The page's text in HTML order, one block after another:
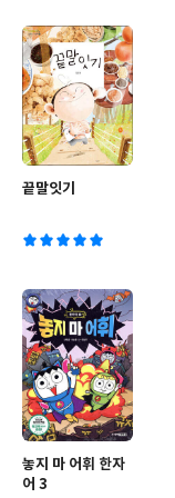
끝말잇기
놓지 마 어휘 한자
어 3